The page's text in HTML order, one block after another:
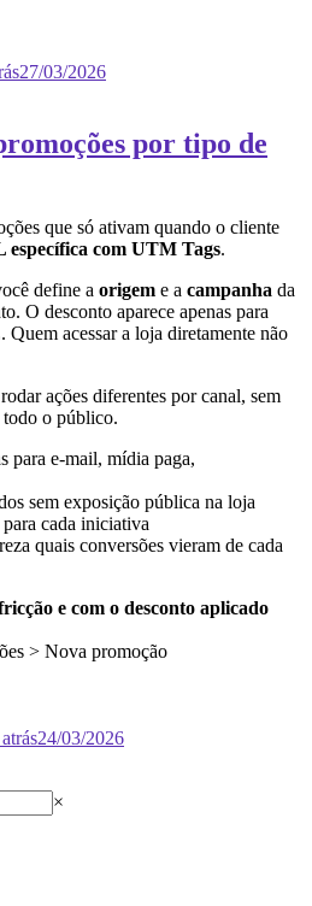
27/03/2026
por tipo de
que só ativam quando o cliente
específica com UTM Tags.
define a origem e a campanha da
O desconto aparece apenas para
acessar a loja diretamente não
ações diferentes por canal, sem
o público.
para e-mail, mídia paga,
sem exposição pública na loja
cada iniciativa
quais conversões vieram de cada
e com o desconto aplicado
> Nova promoção
24/03/2026
×